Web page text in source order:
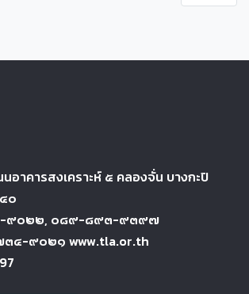
อาคารสงเคราะห์ ๕ คลองจั่น บางกะปิ
๐
๙๐๒๒, ๐๘๙-๘๙๓-๙๓๙๗
๔-๙๐๒๑ www.tla.or.th